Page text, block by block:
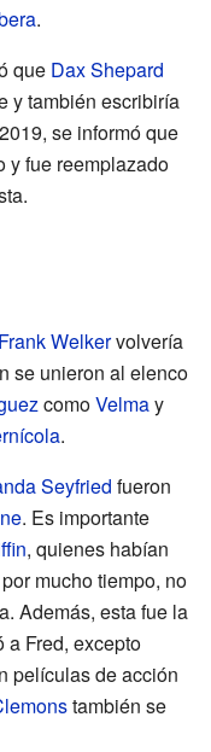
.
que Dax Shepard
y también escribiría
se informó que
y fue reemplazado
Frank Welkervolvería
se unieron al elenco
comoVelmay
.
Seyfried fueron
. Es importante
, quienes habían
mucho tiempo, no
Además, esta fue la
a Fred, excepto
películas de acción
también se